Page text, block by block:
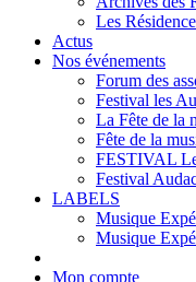
Les
Actus
Nos événements
Forum des
Festival les
La Fête de la
Fête de la
FESTIVAL
Festival
LABELS
Musique
Musique
Mon compte